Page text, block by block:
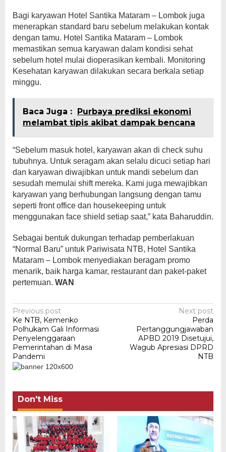
Bagi karyawan Hotel Santika Mataram – Lombok juga
menerapkan standard baru sebelum melakukan kontak
dengan tamu. Hotel Santika Mataram – Lombok
memastikan semua karyawan dalam kondisi sehat
sebelum hotel mulai dioperasikan kembali. Monitoring
Kesehatan karyawan dilakukan secara berkala setiap
minggu.
Baca Juga :
Purbaya prediksi ekonomi
melambat tipis akibat dampak bencana
“Sebelum masuk hotel, karyawan akan di check suhu
tubuhnya. Untuk seragam akan selalu dicuci setiap hari
dan karyawan diwajibkan untuk mandi sebelum dan
sesudah memulai shift mereka. Kami juga mewajibkan
karyawan yang berhubungan langsung dengan tamu
seperti front office dan housekeeping untuk
menggunakan face shield setiap saat,” kata Baharuddin.
Sebagai bentuk dukungan terhadap pemberlakuan
“Normal Baru” untuk Pariwisata NTB, Hotel Santika
Mataram – Lombok menyediakan beragam promo
menarik, baik harga kamar, restaurant dan paket-paket
pertemuan. WAN
Post
navigation
Previous post
Ke NTB, Kemenko
Polhukam Gali Informasi
Penyelenggaraan
Pemerintahan di Masa
Pandemi
Next post
Perda
Pertanggungjawaban
APBD 2019 Disetujui,
Wagub Apresiasi DPRD
NTB
Don't Miss